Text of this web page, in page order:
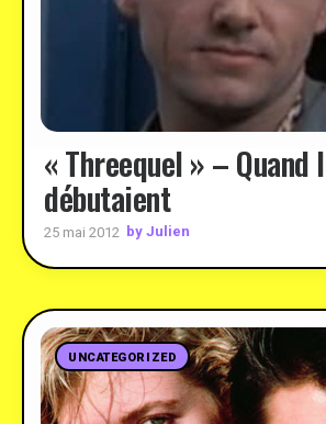
« Threequel » – Quand
débutaient
25 mai 2012 by Julien
UNCATEGORIZED